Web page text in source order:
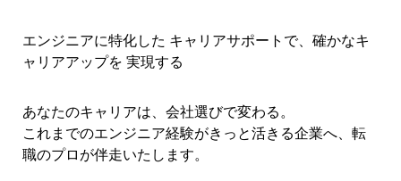
エンジニアに特化した キャリアサポートで、 確かなキ
ャリアアップを 実現する
あなたのキャリアは、会社選びで変わる。
これまでのエンジニア経験がきっと活きる企業へ、転
職のプロが伴走いたします。